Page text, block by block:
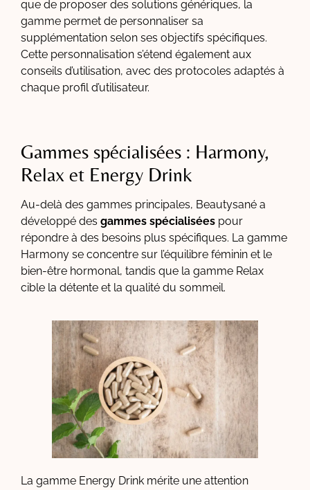
que de proposer des solutions génériques, la
gamme permet de personnaliser sa
supplémentation selon ses objectifs spécifiques.
Cette personnalisation s’étend également aux
conseils d’utilisation, avec des protocoles adaptés à
chaque profil d’utilisateur.
Gammes spécialisées : Harmony,
Relax et Energy Drink
Au-delà des gammes principales, Beautysané a
développé des gammes spécialisées pour
répondre à des besoins plus spécifiques. La gamme
Harmony se concentre sur l’équilibre féminin et le
bien-être hormonal, tandis que la gamme Relax
cible la détente et la qualité du sommeil.
La gamme Energy Drink mérite une attention